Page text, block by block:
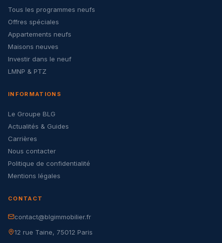
Tous les programmes neufs
Offres spéciales
Appartements neufs
Maisons neuves
Investir dans le neuf
LMNP & PTZ
INFORMATIONS
Le Groupe BLG
Actualités & Guides
Carrières
Nous contacter
Politique de confidentialité
Mentions légales
CONTACT
contact@blgimmobilier.fr
12 rue Taine, 75012 Paris